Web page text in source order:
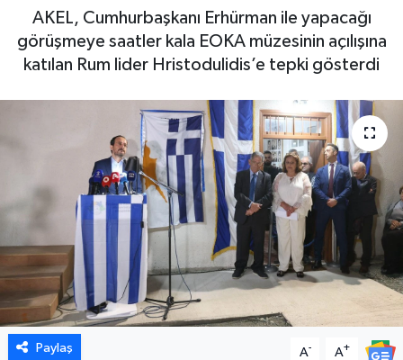
AKEL, Cumhurbaşkanı Erhürman ile yapacağı
görüşmeye saatler kala EOKA müzesinin açılışına
katılan Rum lider Hristodulidis’e tepki gösterdi
Paylaş A- A+